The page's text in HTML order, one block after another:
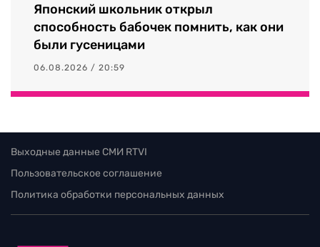
Японский школьник открыл
способность бабочек помнить, как они
были гусеницами
06.08.2026 / 20:59
Выходные данные СМИ RTVI
Пользовательское соглашение
Политика обработки персональных данных